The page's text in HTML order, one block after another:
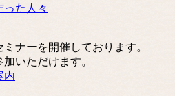
った人々
ナーを開催しております。
いただけます。
内